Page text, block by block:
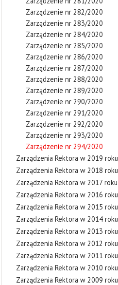
Zarządzenie nr 282/2020
Zarządzenie nr 283/2020
Zarządzenie nr 284/2020
Zarządzenie nr 285/2020
Zarządzenie nr 286/2020
Zarządzenie nr 287/2020
Zarządzenie nr 288/2020
Zarządzenie nr 289/2020
Zarządzenie nr 290/2020
Zarządzenie nr 291/2020
Zarządzenie nr 292/2020
Zarządzenie nr 293/2020
Zarządzenie nr 294/2020
Zarządzenia Rektora w 2019 roku
Zarządzenia Rektora w 2018 roku
Zarządzenia Rektora w 2017 roku
Zarządzenia Rektora w 2016 roku
Zarządzenia Rektora w 2015 roku
Zarządzenia Rektora w 2014 roku
Zarządzenia Rektora w 2013 roku
Zarządzenia Rektora w 2012 roku
Zarządzenia Rektora w 2011 roku
Zarządzenia Rektora w 2010 roku
Zarządzenia Rektora w 2009 roku